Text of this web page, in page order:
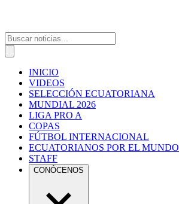
INICIO
VIDEOS
SELECCIÓN ECUATORIANA
MUNDIAL 2026
LIGA PRO A
COPAS
FÚTBOL INTERNACIONAL
ECUATORIANOS POR EL MUNDO
STAFF
CONÓCENOS